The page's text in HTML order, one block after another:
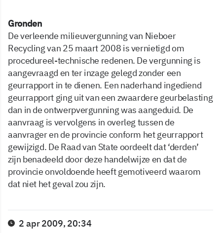
Gronden
De verleende milieuvergunning van Nieboer
Recycling van 25 maart 2008 is vernietigd om
procedureel-technische redenen. De vergunning is
aangevraagd en ter inzage gelegd zonder een
geurrapport in te dienen. Een naderhand ingediend
geurrapport ging uit van een zwaardere geurbelasting
dan in de ontwerpvergunning was aangeduid. De
aanvraag is vervolgens in overleg tussen de
aanvrager en de provincie conform het geurrapport
gewijzigd. De Raad van State oordeelt dat ‘derden’
zijn benadeeld door deze handelwijze en dat de
provincie onvoldoende heeft gemotiveerd waarom
dat niet het geval zou zijn.
2 apr 2009, 20:34